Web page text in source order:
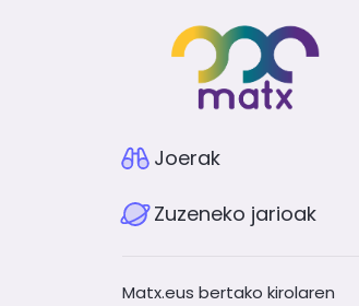
Joerak
Zuzeneko jarioak
Matx.eus bertako kirolaren